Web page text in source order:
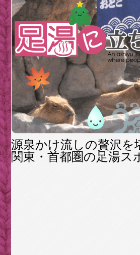
源泉かけ流しの贅沢を
関東・首都圏の足湯ス